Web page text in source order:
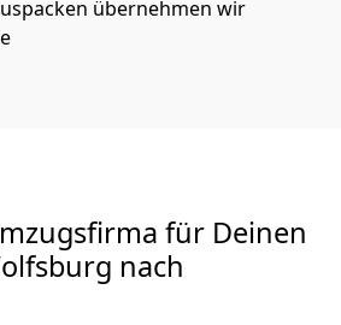
übernehmen wir
für Deinen
nach